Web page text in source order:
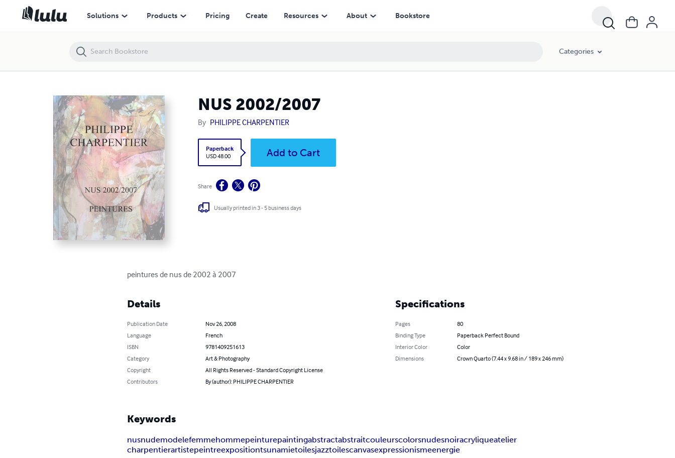
Solutions Products Pricing Create Resources About Bookstore
Categories
NUS 2002/2007
By PHILIPPE CHARPENTIER
Paperback
USD 48.00
Add to Cart
Share
Usually printed in 3 - 5 business days
peintures de nus de 2002 à 2007
Details
Publication Date
Nov 26, 2008
Language
French
ISBN
9781409251613
Category
Art & Photography
Copyright
All Rights Reserved - Standard Copyright License
Contributors
By (author): PHILIPPE CHARPENTIER
Specifications
Pages
80
Binding Type
Paperback Perfect Bound
Interior Color
Color
Dimensions
Crown Quarto (7.44 x 9.68 in / 189 x 246 mm)
Keywords
nusnudemodelefemmehommepeinturepaintingabstractabstraitcouleurscolorsnudesnoiracryliqueatelier
charpentierartistepeintreexpositiontsunamietoilesjazztoilescanvasexpressionismeenergie
NUS 2002/2007